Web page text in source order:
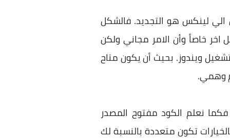
الي لينكس هو التجديد. فالشكل
وتجربة نظام تشغيل اخر خاصاً وأن الامر مجاني ولكن
ويندوز. بحيث أن يكون متاح
وهمي.
نعلم الكود مفتوح المصدر
تكون متعددة بالنسبة لك